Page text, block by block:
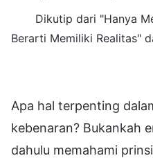
Dikutip dari "Hanya
Berarti Memiliki Realitas"
Apa hal terpenting
kebenaran? Bukankah
dahulu memahami